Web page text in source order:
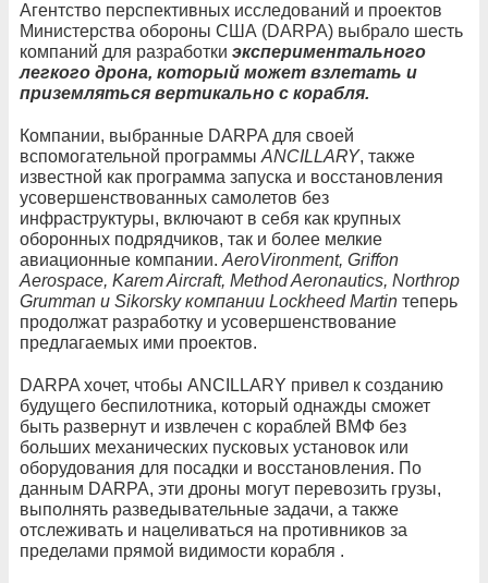
Агентство перспективных исследований и проектов
Министерства обороны США (DARPA) выбрало шесть
компаний для разработки экспериментального
легкого дрона, который может взлетать и
приземляться вертикально с корабля.
Компании, выбранные DARPA для своей
вспомогательной программыANCILLARY, также
известной как программа запуска и восстановления
усовершенствованных самолетов без
инфраструктуры, включают в себя как крупных
оборонных подрядчиков, так и более мелкие
авиационные компании.AeroVironment, Griffon
Aerospace, Karem Aircraft, Method Aeronautics, Northrop
Grumman и Sikorsky компании Lockheed Martin теперь
продолжат разработку и усовершенствование
предлагаемых ими проектов.
DARPA хочет, чтобы ANCILLARY привел к созданию
будущего беспилотника, который однажды сможет
быть развернут и извлечен с кораблей ВМФ без
больших механических пусковых установок или
оборудования для посадки и восстановления. По
данным DARPA, эти дроны могут перевозить грузы,
выполнять разведывательные задачи, а также
отслеживать и нацеливаться на противников за
пределами прямой видимости корабля .